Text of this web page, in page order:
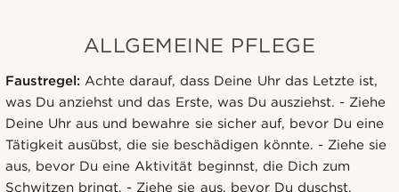
ALLGEMEINE PFLEGE
Faustregel: Achte darauf, dass Deine Uhr das Letzte ist,
was Du anziehst und das Erste, was Du ausziehst. - Ziehe
Deine Uhr aus und bewahre sie sicher auf, bevor Du eine
Tätigkeit ausübst, die sie beschädigen könnte. - Ziehe sie
aus, bevor Du eine Aktivität beginnst, die Dich zum
Schwitzen bringt. - Ziehe sie aus, bevor Du duschst,